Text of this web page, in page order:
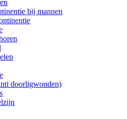
bij mannen
doorligwonden)